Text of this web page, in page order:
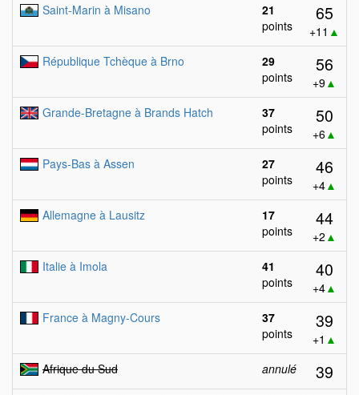
Saint-Marin à Misano
21
points
65
+11 ▲
République Tchèque à Brno
29
points
56
+9▲
Grande-Bretagne à Brands Hatch
37
points
50
+6▲
Pays-Bas à Assen
27
points
46
+4▲
Allemagne à Lausitz
17
points
44
+2 ▲
Italie à Imola
41
points
40
+4▲
France à Magny-Cours
37
points
39
+1 ▲
Afrique du Sud
annulé 39